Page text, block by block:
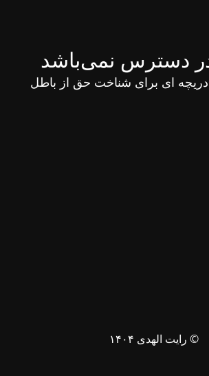
دسترس نمی‌باشد
© رایت الهدی ۱۴۰۴